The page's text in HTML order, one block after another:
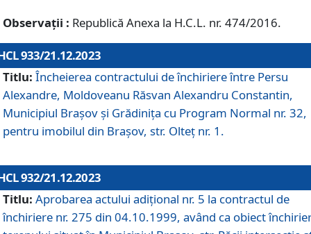
Observații : Republică Anexa la H.C.L. nr. 474/2016.
933/21.12.2023
Titlu: Încheierea contractului de închiriere între Persu
Alexandre, Moldoveanu Răsvan Alexandru Constantin,
Municipiul Braşov şi Grădinița cu Program Normal nr. 32,
pentru imobilul din Brașov, str. Olteț nr. 1.
932/21.12.2023
Titlu: Aprobarea actului adițional nr. 5 la contractul de
închiriere nr. 275 din 04.10.1999, având ca obiect